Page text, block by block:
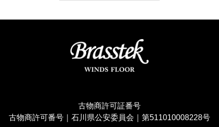
古物商許可証番号
古物商許可番号｜石川県公安委員会｜第511010008228号